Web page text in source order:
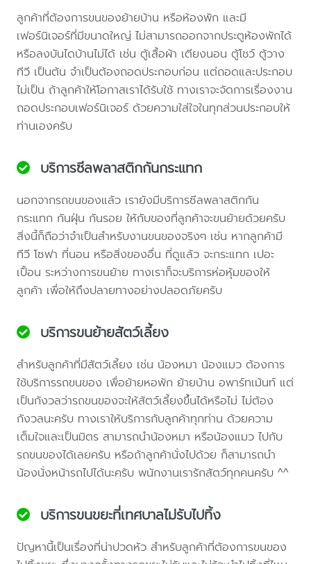
ลูกค้าที่ต้องการขนของย้ายบ้าน หรือห้องพัก และมี
เฟอร์นิเจอร์ที่มีขนาดใหญ่ ไม่สามารถออกจากประตูห้องพักได้
หรือลงบันไดบ้านไม่ได้ เช่น ตู้เสื้อผ้า เตียงนอน ตู้โชว์ ตู้วาง
ทีวี เป็นต้น จำเป็นต้องถอดประกอบก่อน แต่ถอดและประกอบ
ไม่เป็น ถ้าลูกค้าให้โอกาสเราได้รับใช้ ทางเราจะจัดการเรื่องงาน
ถอดประกอบเฟอร์นิเจอร์ ด้วยความใส่ใจในทุกส่วนประกอบให้
ท่านเองครับ
บริการซีลพลาสติกกันกระแทก
นอกจากรถขนของแล้ว เรายังมีบริการซีลพลาสติกกัน
กระแทก กันฝุ่น กันรอย ให้กับของที่ลูกค้าจะขนย้ายด้วยครับ
สิ่งนี้ก็ถือว่าจำเป็นสำหรับงานขนของจริงๆ เช่น หากลูกค้ามี
ทีวี โซฟา ที่นอน หรือสิ่งของอื่น ที่ดูแล้ว จะกระแทก เปอะ
เปื้อน ระหว่างการขนย้าย ทางเราก็จะบริการห่อหุ้มของให้
ลูกค้า เพื่อให้ถึงปลายทางอย่างปลอดภัยครับ
บริการขนย้ายสัตว์เลี้ยง
สำหรับลูกค้าที่มีสัตว์เลี้ยง เช่น น้องหมา น้องแมว ต้องการ
ใช้บริการรถขนของ เพื่อย้ายหอพัก ย้ายบ้าน อพาร์ทเม้นท์ แต่
เป็นกังวลว่ารถขนของจะให้สัตว์เลี้ยงขึ้นได้หรือไม่ ไม่ต้อง
กังวลนะครับ ทางเราให้บริการกับลูกค้าทุกท่าน ด้วยความ
เต็มใจและเป็นมิตร สามารถนำน้องหมา หรือน้องแมว ไปกับ
รถขนของได้เลยครับ หรือถ้าลูกค้านั่งไปด้วย ก็สามารถนำ
น้องนั่งหน้ารถไปได้นะครับ พนักงานเรารักสัตว์ทุกคนครับ ^^
บริการขนขยะที่เทศบาลไม่รับไปทิ้ง
ปัญหานี้เป็นเรื่องที่น่าปวดหัว สำหรับลูกค้าที่ต้องการขนของ